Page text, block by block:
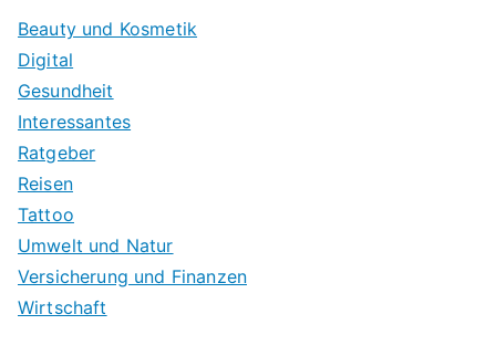
Beauty und Kosmetik
Digital
Gesundheit
Interessantes
Ratgeber
Reisen
Tattoo
Umwelt und Natur
Versicherung und Finanzen
Wirtschaft